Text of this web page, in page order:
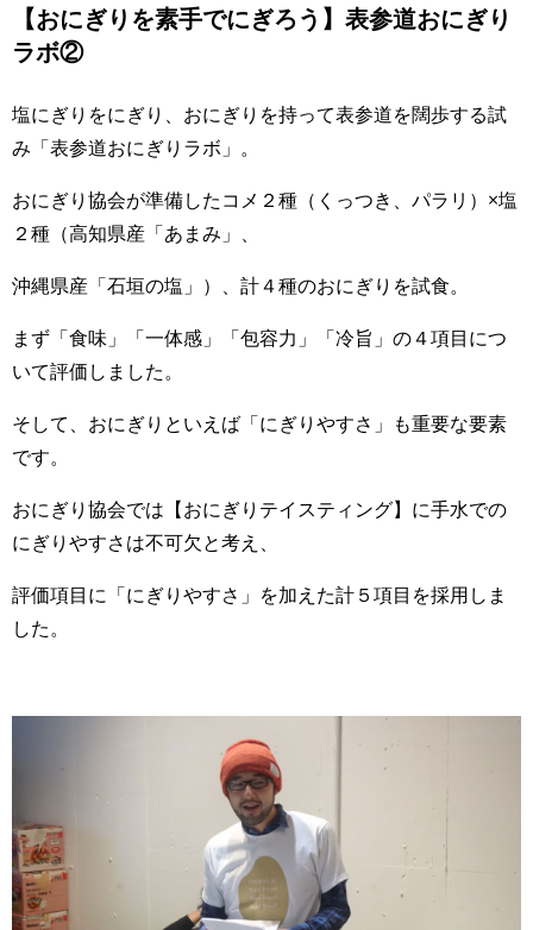
【おにぎりを素手でにぎろう】表参道おにぎり
ラボ②
塩にぎりをにぎり、おにぎりを持って表参道を闊歩する試
み「表参道おにぎりラボ」。
おにぎり協会が準備したコメ２種（くっつき、パラリ）×塩
２種（高知県産「あまみ」、
沖縄県産「石垣の塩」）、計４種のおにぎりを試食。
まず「食味」「一体感」「包容力」「冷旨」の４項目につ
いて評価しました。
そして、おにぎりといえば「にぎりやすさ」も重要な要素
です。
おにぎり協会では【おにぎりテイスティング】に手水での
にぎりやすさは不可欠と考え、
評価項目に「にぎりやすさ」を加えた計５項目を採用しま
した。